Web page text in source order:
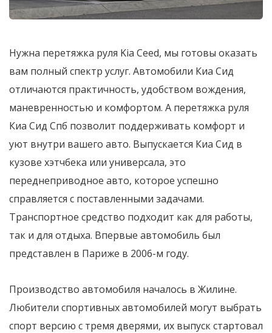
Нужна перетяжка руля Kia Ceed, мы готовы оказать
вам полный спектр услуг. Автомобили Киа Сид
отличаются практичность, удобством вождения,
маневренностью и комфортом. А перетяжка руля
Киа Сид Спб позволит поддерживать комфорт и
уют внутри вашего авто. Выпускается Киа Сид в
кузове хэтчбека или универсала, это
переднеприводное авто, которое успешно
справляется с поставленными задачами.
Транспортное средство подходит как для работы,
так и для отдыха. Впервые автомобиль был
представлен в Париже в 2006-м году.
Производство автомобиля началось в Жилине.
Любители спортивных автомобилей могут выбрать
спорт версию с тремя дверями, их выпуск стартовал